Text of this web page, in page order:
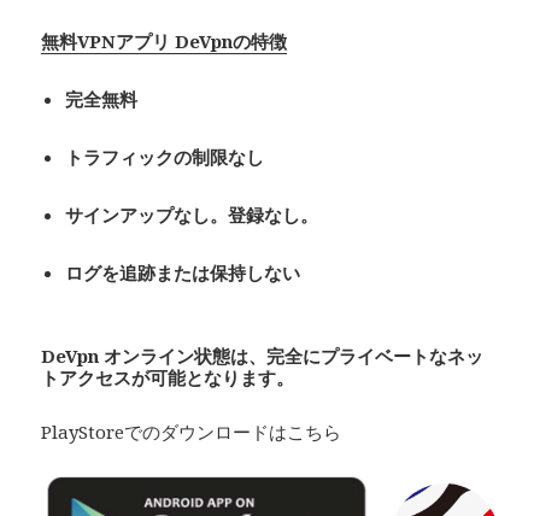
無料VPNアプリ DeVpnの特徴
完全無料
トラフィックの制限なし
サインアップなし。登録なし。
ログを追跡または保持しない
DeVpn オンライン状態は、完全にプライベートなネッ
トアクセスが可能となります。
PlayStoreでのダウンロードはこちら